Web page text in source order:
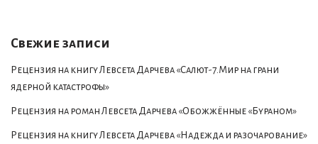
Свежие записи
Рецензия на книгу Левсета Дарчева «Салют-7.Мир на грани
ядерной катастрофы»
Рецензия на роман Левсета Дарчева «Обожжённые «Бураном»
Рецензия на книгу Левсета Дарчева «Надежда и разочарование»